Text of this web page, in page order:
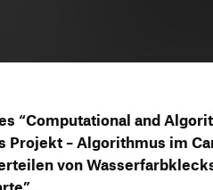
“Computational and
Projekt – Algorithmus im
von